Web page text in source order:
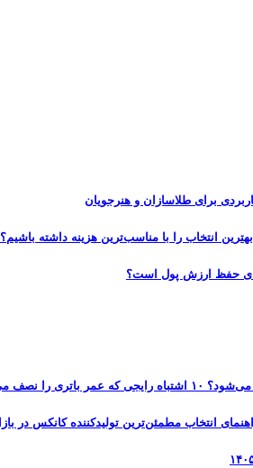
برای طلاسازان و هنرجویان
انتخاب را با مناسب‌ترین هزینه داشته باشیم؟
حفظ ارزش پول است؟
را نصف می‌کنند